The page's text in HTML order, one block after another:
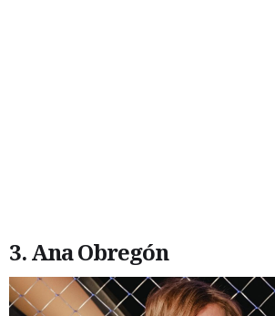
3. Ana Obregón